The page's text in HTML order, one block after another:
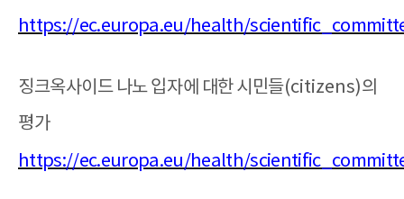
https://ec.europa.eu/health/
징크옥사이드 나노 입자에 대한 시민들(citizens)의
평가
https://ec.europa.eu/health/